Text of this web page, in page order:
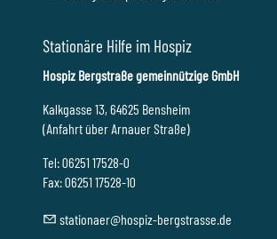
Stationäre Hilfe im Hospiz
Hospiz Bergstraße gemeinnützige GmbH
Kalkgasse 13, 64625 Bensheim
(Anfahrt über Arnauer Straße)
Tel: 06251 17528-0
Fax: 06251 17528-10
st t n r h sp z-b rgstr ss d